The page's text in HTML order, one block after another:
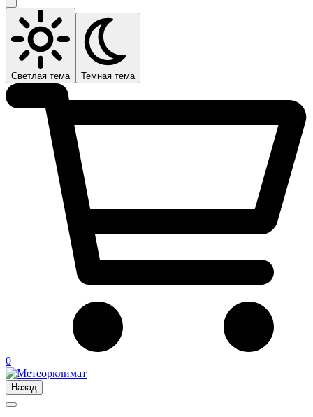
Светлая тема Темная тема
0
Назад